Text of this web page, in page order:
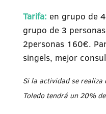
Tarifa: en grupo de
grupo de 3
2personas 160€.
singels, mejor
Si la actividad se realiza
Toledo tendrá un 20%